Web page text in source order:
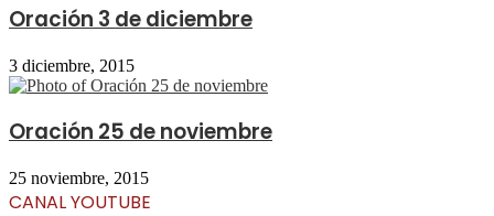
Oración 3 de diciembre
3 diciembre, 2015
Oración 25 de noviembre
25 noviembre, 2015
CANAL YOUTUBE